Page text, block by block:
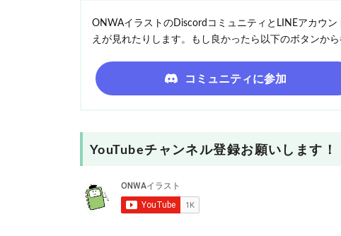
ONWAイラストのDiscordコミュニティとLINEアカウ
えが見れたりします。もし良かったら以下のボタンか
コミュニティに参加
YouTubeチャンネル登録お願いします！